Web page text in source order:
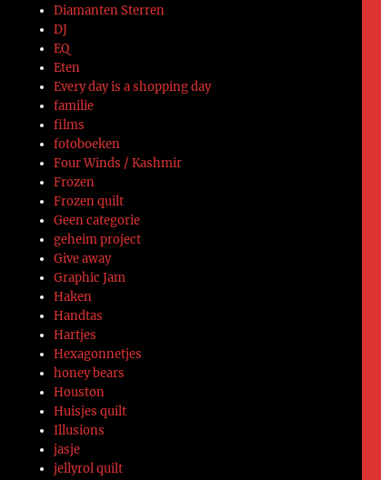
Diamanten Sterren
DJ
EQ
Eten
Every day is a shopping day
familie
films
fotoboeken
Four Winds / Kashmir
Frozen
Frozen quilt
Geen categorie
geheim project
Give away
Graphic Jam
Haken
Handtas
Hartjes
Hexagonnetjes
honey bears
Houston
Huisjes quilt
Illusions
jasje
jellyrol quilt